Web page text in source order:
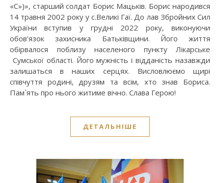
«С»)», старший солдат Борис Мацьків. Борис народився
14 травня 2002 року у с.Великі Гаї. До лав Збройних Сил
України вступив у грудні 2022 року, виконуючи
обов’язок захисника Батьківщини. Його життя
обірвалося поблизу населеного пункту Лікарське
Сумської області. Його мужність і відданість назавжди
залишаться в наших серцях. Висловлюємо щирі
співчуття родині, друзям та всім, хто знав Бориса.
Пам`ять про нього житиме вічно. Слава Герою!
ДЕТАЛЬНІШЕ